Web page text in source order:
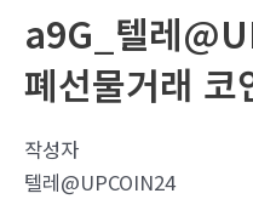
a9G_텔레
폐선물거래
작성자
텔레@UPCOIN24